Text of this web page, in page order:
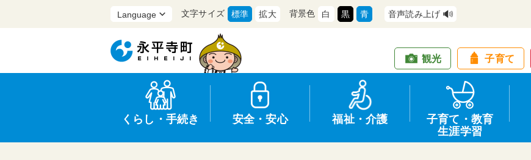
観光 子育て
くらし・手続き 安全・安心 福祉・介護
子育て・教育
生涯学習
文字サイズ 標準 拡大 背景色 白 黒 青 音声読み上げ